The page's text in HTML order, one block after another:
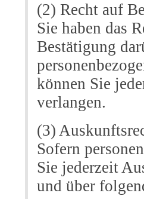
(2) Recht auf
Sie haben das
Bestätigung
können Sie
verlangen.
(3)
Sofern
Sie jederzeit
und über